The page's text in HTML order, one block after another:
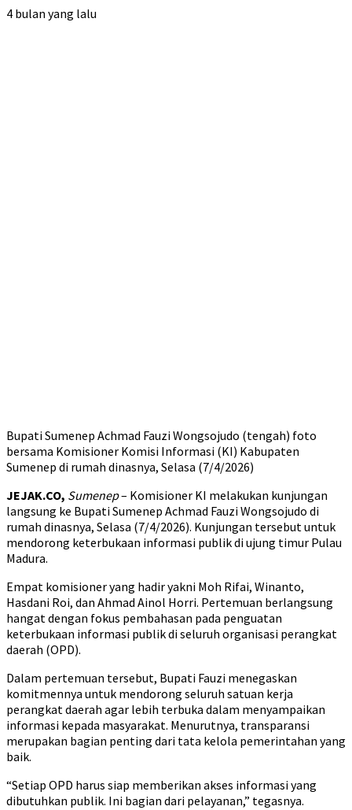
4 bulan yang lalu
Bupati Sumenep Achmad Fauzi Wongsojudo (tengah) foto
bersama Komisioner Komisi Informasi (KI) Kabupaten
Sumenep di rumah dinasnya, Selasa (7/4/2026)
JEJAK.CO, Sumenep– Komisioner KI melakukan kunjungan
langsung ke Bupati Sumenep Achmad Fauzi Wongsojudo di
rumah dinasnya, Selasa (7/4/2026). Kunjungan tersebut untuk
mendorong keterbukaan informasi publik di ujung timur Pulau
Madura.
Empat komisioner yang hadir yakni Moh Rifai, Winanto,
Hasdani Roi, dan Ahmad Ainol Horri. Pertemuan berlangsung
hangat dengan fokus pembahasan pada penguatan
keterbukaan informasi publik di seluruh organisasi perangkat
daerah (OPD).
Dalam pertemuan tersebut, Bupati Fauzi menegaskan
komitmennya untuk mendorong seluruh satuan kerja
perangkat daerah agar lebih terbuka dalam menyampaikan
informasi kepada masyarakat. Menurutnya, transparansi
merupakan bagian penting dari tata kelola pemerintahan yang
baik.
“Setiap OPD harus siap memberikan akses informasi yang
dibutuhkan publik. Ini bagian dari pelayanan,” tegasnya.